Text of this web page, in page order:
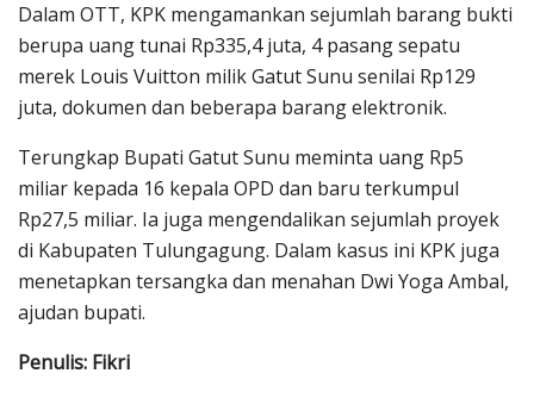
Dalam OTT, KPK mengamankan sejumlah barang bukti
berupa uang tunai Rp335,4 juta, 4 pasang sepatu
merek Louis Vuitton milik Gatut Sunu senilai Rp129
juta, dokumen dan beberapa barang elektronik.
Terungkap Bupati Gatut Sunu meminta uang Rp5
miliar kepada 16 kepala OPD dan baru terkumpul
Rp27,5 miliar. Ia juga mengendalikan sejumlah proyek
di Kabupaten Tulungagung. Dalam kasus ini KPK juga
menetapkan tersangka dan menahan Dwi Yoga Ambal,
ajudan bupati.
Penulis: Fikri